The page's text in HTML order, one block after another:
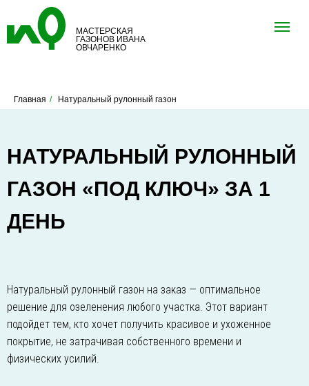
МАСТЕРСКАЯ
ГАЗОНОВ ИВАНА
ОВЧАРЕНКО
Главная / Натуральный рулонный газон
НАТУРАЛЬНЫЙ РУЛОННЫЙ
ГАЗОН «ПОД КЛЮЧ» ЗА 1
ДЕНЬ
Натуральный рулонный газон на заказ — оптимальное
решение для озеленения любого участка. Этот вариант
подойдет тем, кто хочет получить красивое и ухоженное
покрытие, не затрачивая собственного времени и
физических усилий.